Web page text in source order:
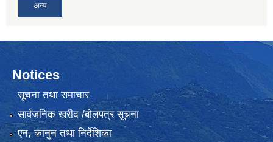
अन्य
Notices
सूचना तथा समाचार
सार्वजनिक खरीद /बोलपत्र सूचना
एन, कानुन तथा निर्देशिका